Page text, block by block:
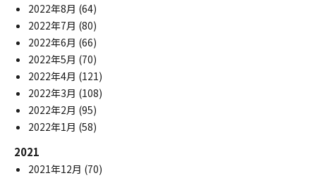
2022年8月 (64)
2022年7月 (80)
2022年6月 (66)
2022年5月 (70)
2022年4月 (121)
2022年3月 (108)
2022年2月 (95)
2022年1月 (58)
2021
2021年12月 (70)